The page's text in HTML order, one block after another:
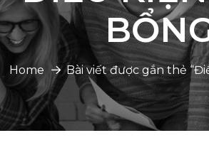
Home Bài viết được gắn thẻ